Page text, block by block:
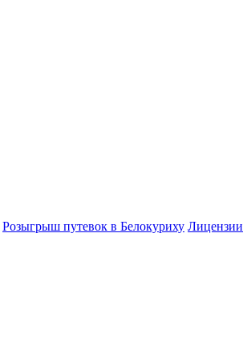
Розыгрыш путевок в Белокуриху